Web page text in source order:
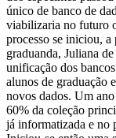
único de banco de
viabilizaria no futuro
processo se iniciou,
graduanda, Juliana
unificação dos
alunos de graduação
novos dados. Um
60% da coleção
já informatizada e no